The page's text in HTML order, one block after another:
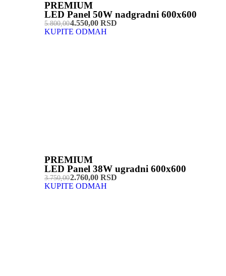
PREMIUM
LED Panel 50W nadgradni 600x600
5.800,004.550,00 RSD
KUPITE ODMAH
PREMIUM
LED Panel 38W ugradni 600x600
3.750,002.760,00 RSD
KUPITE ODMAH